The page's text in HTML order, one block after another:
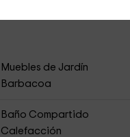
Muebles de Jardín
Barbacoa
Baño Compartido
Calefacción